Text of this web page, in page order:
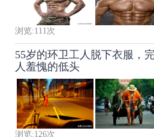
浏览:111 次
55岁的环卫工人脱下衣服，
人羞愧的低头
浏览:126次